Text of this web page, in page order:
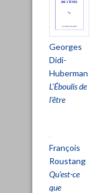
Georges
Didi-
Huberman
L'Éboulis de
l'être
François
Roustang
Qu'est-ce
que